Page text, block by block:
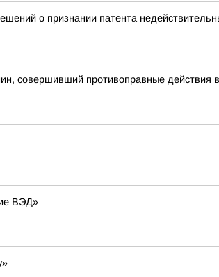
о признании патента
совершивший противоправные
ВЭД»